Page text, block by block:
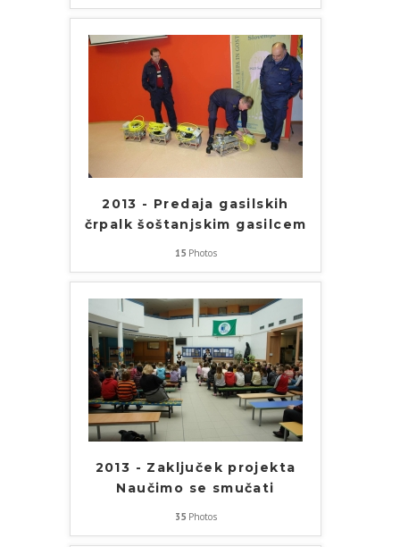
2013 - Predaja gasilskih
črpalk šoštanjskim gasilcem
15Photos
2013 - Zaključek projekta
Naučimo se smučati
35Photos